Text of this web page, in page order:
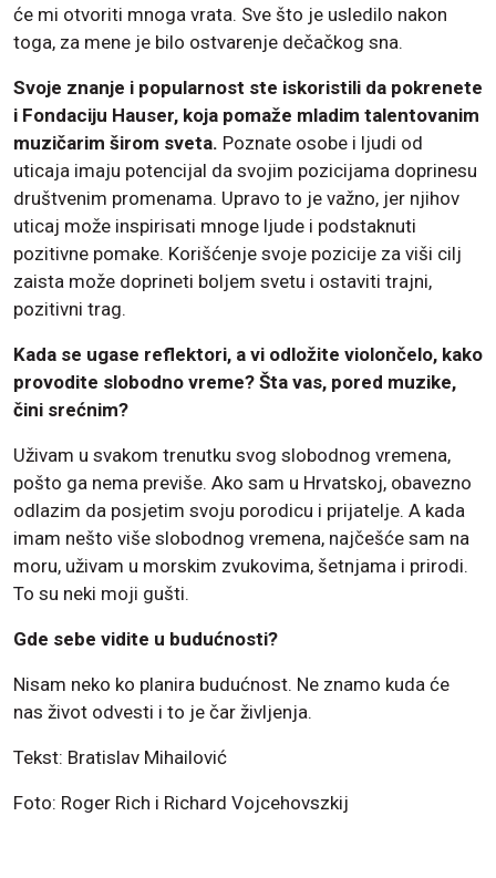
će mi otvoriti mnoga vrata. Sve što je usledilo nakon
toga, za mene je bilo ostvarenje dečačkog sna.
Svoje znanje i popularnost ste iskoristili da pokrenete
i Fondaciju Hauser, koja pomaže mladim talentovanim
muzičarim širom sveta. Poznate osobe i ljudi od
uticaja imaju potencijal da svojim pozicijama doprinesu
društvenim promenama. Upravo to je važno, jer njihov
uticaj može inspirisati mnoge ljude i podstaknuti
pozitivne pomake. Korišćenje svoje pozicije za viši cilj
zaista može doprineti boljem svetu i ostaviti trajni,
pozitivni trag.
Kada se ugase reflektori, a vi odložite violončelo, kako
provodite slobodno vreme? Šta vas, pored muzike,
čini srećnim?
Uživam u svakom trenutku svog slobodnog vremena,
pošto ga nema previše. Ako sam u Hrvatskoj, obavezno
odlazim da posjetim svoju porodicu i prijatelje. A kada
imam nešto više slobodnog vremena, najčešće sam na
moru, uživam u morskim zvukovima, šetnjama i prirodi.
To su neki moji gušti.
Gde sebe vidite u budućnosti?
Nisam neko ko planira budućnost. Ne znamo kuda će
nas život odvesti i to je čar življenja.
Tekst: Bratislav Mihailović
Foto: Roger Rich i Richard Vojcehovszkij